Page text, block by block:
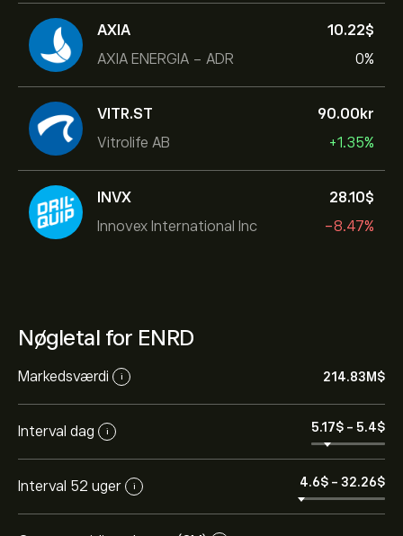
AXIA
AXIA ENERGIA - ADR
10.22‎$‎
0%
VITR.ST
Vitrolife AB
90.00‎kr‎
+1.35%
INVX
Innovex International Inc
28.10‎$‎
-8.47%
Nøgletal for ENRD
Markedsværdi i 214.83M‎$‎
Interval dag i 5.17‎$‎ - 5.4‎$‎
Interval 52 uger i 4.6‎$‎ - 32.26‎$‎